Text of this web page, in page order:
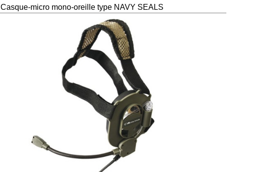
Casque-micro mono-oreille type NAVY SEALS